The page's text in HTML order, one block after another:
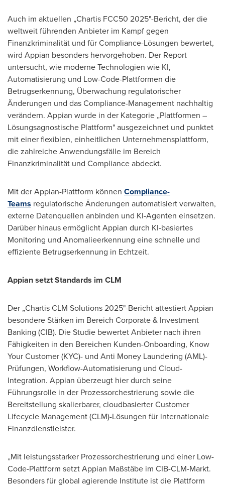
Auch im aktuellen „Chartis FCC50 2025"-Bericht, der die
weltweit führenden Anbieter im Kampf gegen
Finanzkriminalität und für Compliance-Lösungen bewertet,
wird Appian besonders hervorgehoben. Der Report
untersucht, wie moderne Technologien wie KI,
Automatisierung und Low-Code-Plattformen die
Betrugserkennung, Überwachung regulatorischer
Änderungen und das Compliance-Management nachhaltig
verändern. Appian wurde in der Kategorie „Plattformen –
Lösungsagnostische Plattform" ausgezeichnet und punktet
mit einer flexiblen, einheitlichen Unternehmensplattform,
die zahlreiche Anwendungsfälle im Bereich
Finanzkriminalität und Compliance abdeckt.
Mit der Appian-Plattform können Compliance-
Teams regulatorische Änderungen automatisiert verwalten,
externe Datenquellen anbinden und KI-Agenten einsetzen.
Darüber hinaus ermöglicht Appian durch KI-basiertes
Monitoring und Anomalieerkennung eine schnelle und
effiziente Betrugserkennung in Echtzeit.
Appian setzt Standards im CLM
Der „Chartis CLM Solutions 2025"-Bericht attestiert Appian
besondere Stärken im Bereich Corporate & Investment
Banking (CIB). Die Studie bewertet Anbieter nach ihren
Fähigkeiten in den Bereichen Kunden-Onboarding, Know
Your Customer (KYC)- und Anti Money Laundering (AML)-
Prüfungen, Workflow-Automatisierung und Cloud-
Integration. Appian überzeugt hier durch seine
Führungsrolle in der Prozessorchestrierung sowie die
Bereitstellung skalierbarer, cloudbasierter Customer
Lifecycle Management (CLM)-Lösungen für internationale
Finanzdienstleister.
„Mit leistungsstarker Prozessorchestrierung und einer Low-
Code-Plattform setzt Appian Maßstäbe im CIB-CLM-Markt.
Besonders für global agierende Institute ist die Plattform